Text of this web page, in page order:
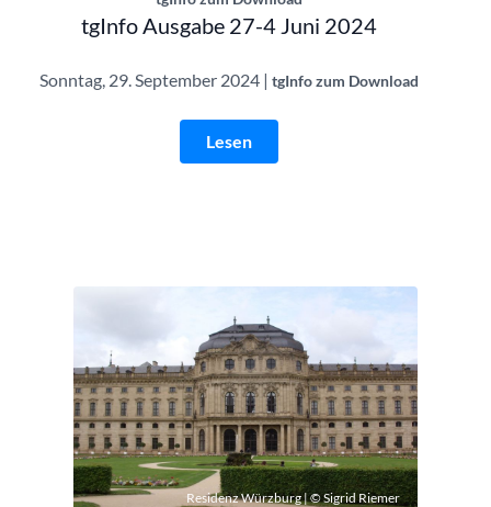
tgInfo Ausgabe 27-4 Juni 2024
Sonntag, 29. September 2024 | tgInfo zum Download
Lesen
Residenz Würzburg | © Sigrid Riemer